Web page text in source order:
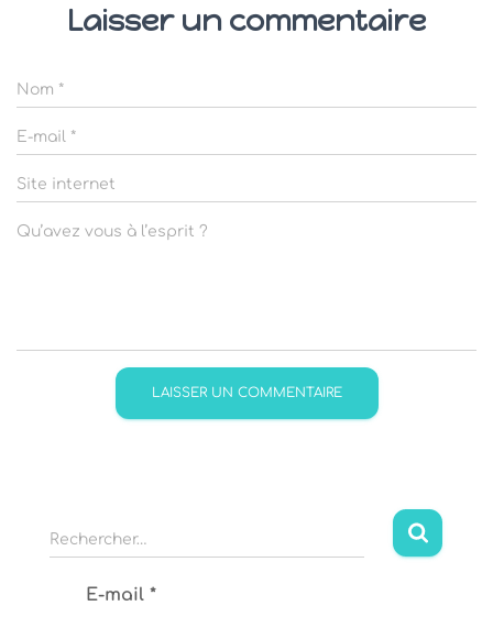
Laisser un commentaire
Nom *
E-mail *
Site internet
Qu’avez vous à l’esprit ?
R
e
Rechercher…
E-mail *